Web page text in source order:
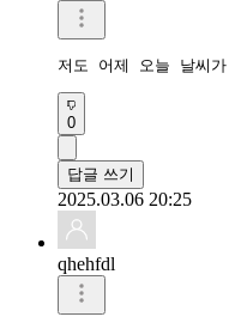
저도 어제 오늘 날씨
0
답글 쓰기
2025.03.06 20:25
qhehfdl